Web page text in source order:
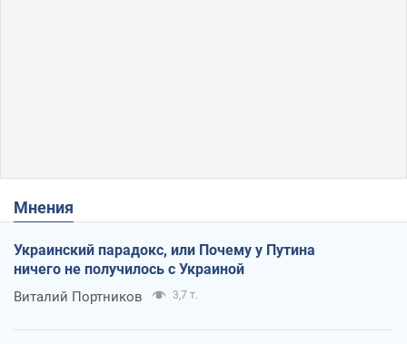
Мнения
Украинский парадокс, или Почему у Путина
ничего не получилось с Украиной
Виталий Портников 3,7 т.